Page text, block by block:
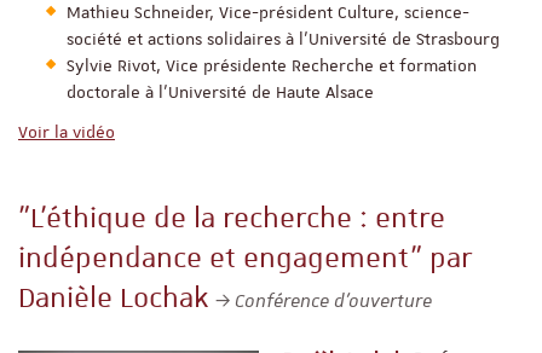
Mathieu Schneider, Vice-président Culture, science-
société et actions solidaires à l’Université de Strasbourg
Sylvie Rivot, Vice présidente Recherche et formation
doctorale à l’Université de Haute Alsace
Voir la vidéo
"L’éthique de la recherche : entre
indépendance et engagement" par
Danièle Lochak
Conférence d'ouverture